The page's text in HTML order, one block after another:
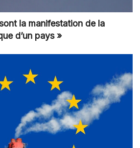
la manifestation de la
d’un pays »